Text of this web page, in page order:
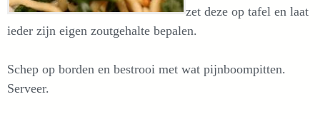
zet deze op tafel en laat
ieder zijn eigen zoutgehalte bepalen.
Schep op borden en bestrooi met wat pijnboompitten.
Serveer.